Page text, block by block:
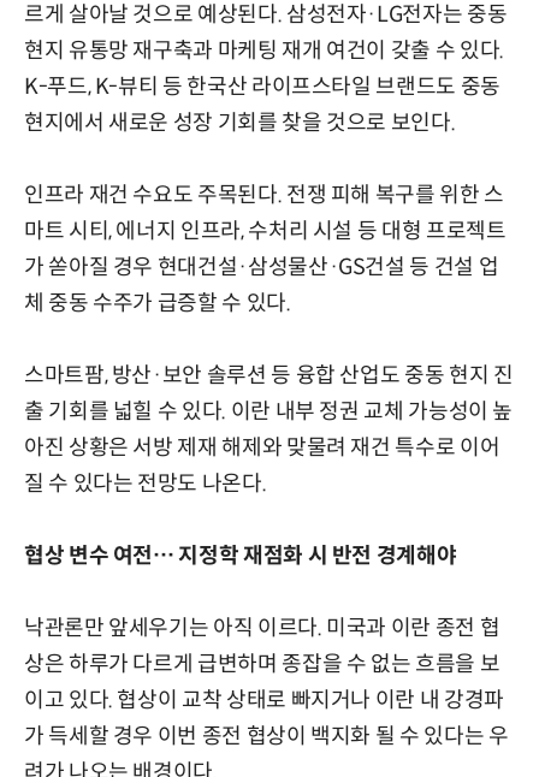
르게 살아날 것으로 예상된다. 삼성전자·LG전자는 중동
현지 유통망 재구축과 마케팅 재개 여건이 갖출 수 있다.
K-푸드, K-뷰티 등 한국산 라이프스타일 브랜드도 중동
현지에서 새로운 성장 기회를 찾을 것으로 보인다.
인프라 재건 수요도 주목된다. 전쟁 피해 복구를 위한 스
마트 시티, 에너지 인프라, 수처리 시설 등 대형 프로젝트
가 쏟아질 경우 현대건설·삼성물산·GS건설 등 건설 업
체 중동 수주가 급증할 수 있다.
스마트팜, 방산·보안 솔루션 등 융합 산업도 중동 현지 진
출 기회를 넓힐 수 있다. 이란 내부 정권 교체 가능성이 높
아진 상황은 서방 제재 해제와 맞물려 재건 특수로 이어
질 수 있다는 전망도 나온다.
협상 변수 여전… 지정학 재점화 시 반전 경계해야
낙관론만 앞세우기는 아직 이르다. 미국과 이란 종전 협
상은 하루가 다르게 급변하며 종잡을 수 없는 흐름을 보
이고 있다. 협상이 교착 상태로 빠지거나 이란 내 강경파
가 득세할 경우 이번 종전 협상이 백지화 될 수 있다는 우